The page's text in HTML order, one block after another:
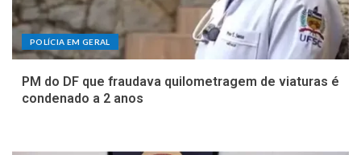
POLÍCIA EM GERAL
PM do DF que fraudava quilometragem de viaturas é
condenado a 2 anos